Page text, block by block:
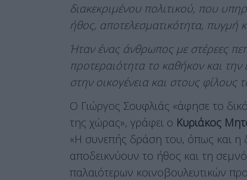
διακεκριμένου πολιτικού, που
ήθος, αποτελεσματικότητα, πυγμή
Ήταν ένας άνθρωπος με στέρεες
προτεραιότητα το καθήκον και
στην οικογένεια και στους φίλους
Ο Γιώργος Σουφλιάς «άφησε το
της χώρας», γράφει ο Κυριάκος
«Η συνεπής δράση του, όπως και η
αποδεικνύουν το ήθος και τη
παλαιότερων κοινοβουλευτικών